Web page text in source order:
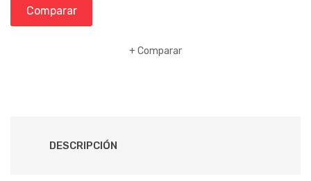
Comparar
Comparar
DESCRIPCIÓN